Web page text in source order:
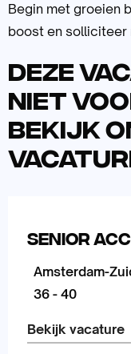
Begin met groeien
boost en solliciteer
Deze
niet
Bekijk
Senior
Amsterdam-
36 - 40
Bekijk vacature